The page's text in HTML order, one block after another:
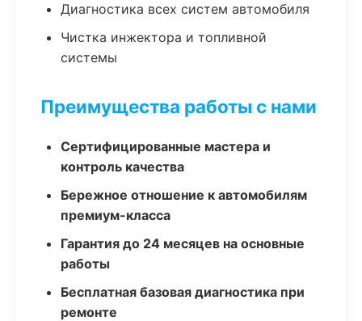
Диагностика всех систем автомобиля
Чистка инжектора и топливной
системы
Преимущества работы с нами
Сертифицированные мастера и
контроль качества
Бережное отношение к автомобилям
премиум-класса
Гарантия до 24 месяцев на основные
работы
Бесплатная базовая диагностика при
ремонте